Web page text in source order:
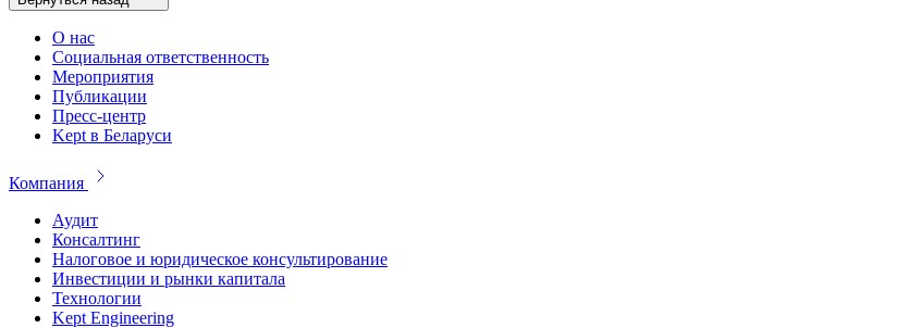
О нас
Социальная ответственность
Мероприятия
Публикации
Пресс-центр
Kept в Беларуси
Компания
Аудит
Консалтинг
Налоговое и юридическое консультирование
Инвестиции и рынки капитала
Технологии
Kept Engineering